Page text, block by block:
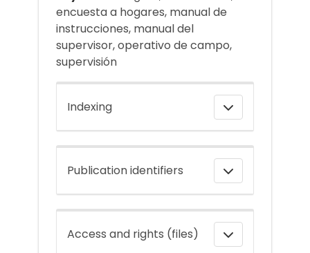
encuesta a hogares, manual de
instrucciones, manual del
supervisor, operativo de campo,
supervisión
Indexing
Publication identifiers
Access and rights (files)